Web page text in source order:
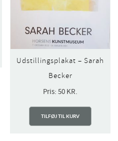
Udstillingsplakat – Sarah
Becker
Pris:50 KR.
TILFØJ TIL KURV